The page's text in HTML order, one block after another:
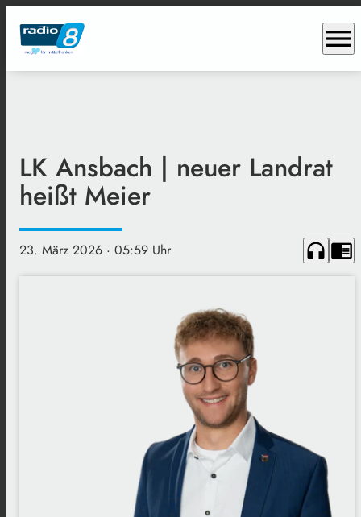
menu
LK Ansbach | neuer Landrat
heißt Meier
23. März 2026 · 05:59 Uhr headphones chrome_reader_mode